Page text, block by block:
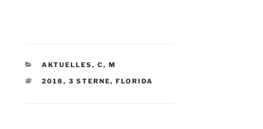
KATEGORIEN
AKTUELLES, C, M
SCHLAGWÖRTER
2018, 3 STERNE, FLORIDA